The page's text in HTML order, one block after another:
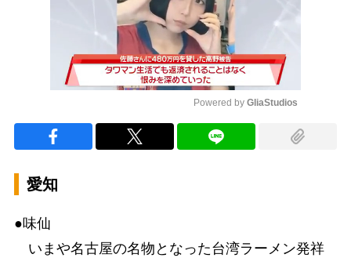
Powered by GliaStudios
愛知
●味仙
いまや名古屋の名物となった台湾ラーメン発祥